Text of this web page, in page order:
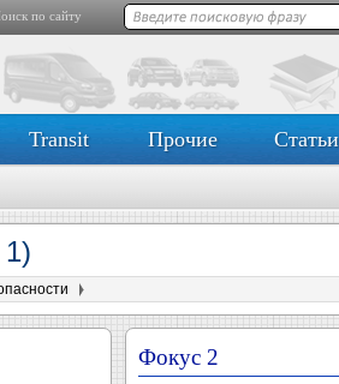
по сайту
Transit Прочие Статьи
Фокус 2